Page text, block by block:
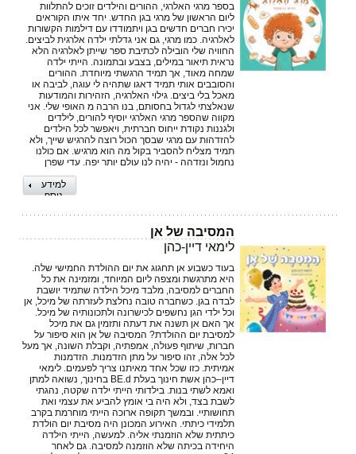
בספר מרגי האלרגי, ההורים והילדים זוכים להתלוות
ליום הראשון של מרגי בגן החדש. יחד איתו הקוראים
יכירו חברים חדשים בגן ויתמודדו עם דילמות הקשורות
לאלרגיה. כמו מרגי, גם אני גדלתי ילדה אלרגית לביצים.
החוויה שלי הובילה לכתיבת ספר שייתן לאלרגיה הלא
נראית תיאור במילים, בצבע ובתמונה. הייתי ילדה
שמחה מאוד, אך תמיד הרגשתי מיוחדת. ההורים
והסובבים אותי תמיד דאגו שתהיה לי עוגה, לביבה או
מאכל בלי ביצים. גילוי האלרגיה, הזהירות והמודעות
שנאלצתי לגדול בחסותם, בנו הרבה מ האופי שלי. אני
מקווה שהספר מרגי האלרגי יוסיף להורים, לילדים
ולגננות נקודת ייחוס חברתית, ויאפשר לכל הילדים
להזדהות עם מרגי שבסך הכול רוצה להרגיש שייך, ולא
תמיד מצליח להסביר בקול מה הוא מרגיש. אם כולנו
נחמול ונזדהה - יהיה לנו עולם יותר יפה. עדי שפרן
למידע
נוסף
המסיבה של אן
לימאי דיין-כהן
בעוד כשבוע אן תחגוג את יום ההולדת החמישי שלה.
היא מתרגשת ומצפה ליום המיוחד, ומזמינה את כל
החברים למסיבה, מלבד מיכל הילדה שתמיד יושבת
לבדה בגן. כשחברה טובה נחלצת לעזרתה של מיכל, אן
וכל ילדי הגן נחשפים לכישרונה ולתכונותיה של מיכל.
אך האם אן תשנה את דעתה ותזמין גם את מיכל
למסיבת יום ההולדת? המסיבה של אן הוא סיפור על
חברות, שיתוף פעולה, אמפתיה, וקבלת השונה, אך מעל
לכל אלה, זהו סיפור על מתן הזדמנות. הזדמנות
אמיתית. כזו שכל אחד מאיתנו צריך לפעמים. לימאי
דיין–כהן אשת חינוך בעלת BE.d בחינוך, נשואה למתן
ואמא לשתי בנות. בילדותי הייתי ילדה שקטה, נהגתי
לשבת בצד, ולא היה בי אומץ להביע את עצמי ואת
תחושותיי. ובמשך תקופה ארוכה הייתי מוחרמת בקרב
תלמידי כיתתי. האירוע המכונן היה מסיבת יום הולדת
כיתתית שלא הוזמנתי אליה. למעשה, הייתי הילדה
היחידה בכיתה שלא הוזמנה למסיבה. גם לאחר